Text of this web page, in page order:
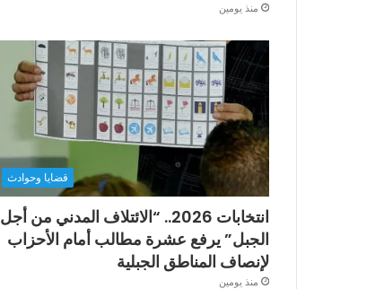
منذ يومين
قضايا وحوادث
انتخابات 2026.. “الائتلاف المدني من أجل
الجبل” يرفع عشرة مطالب أمام الأحزاب
لإنصاف المناطق الجبلية
منذ يومين